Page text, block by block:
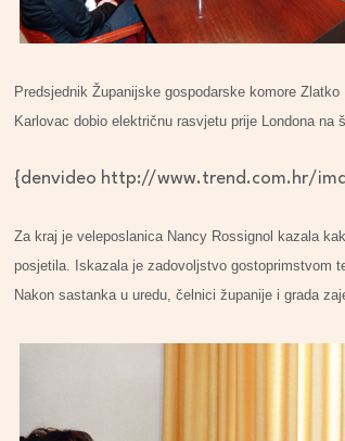
Predsjednik Županijske gospodarske komore
Karlovac dobio električnu rasvjetu prije Londona
{denvideo http://www.trend.com.hr/
Za kraj je veleposlanica Nancy Rossignol kazala
posjetila. Iskazala je zadovoljstvo gostoprimstvom
Nakon sastanka u uredu, čelnici županije i grada